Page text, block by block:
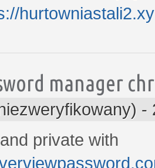
manager
-
private with